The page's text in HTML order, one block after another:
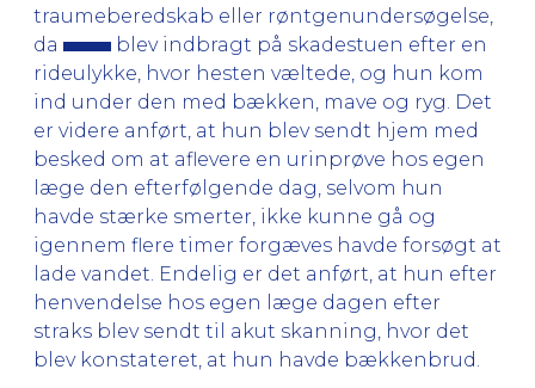
traumeberedskab eller røntgenundersøgelse,
da
blev indbragt på skadestuen efter en
rideulykke, hvor hesten væltede, og hun kom
ind under den med bækken, mave og ryg. Det
er videre anført, at hun blev sendt hjem med
besked om at aflevere en urinprøve hos egen
læge den efterfølgende dag, selvom hun
havde stærke smerter, ikke kunne gå og
igennem flere timer forgæves havde forsøgt at
lade vandet. Endelig er det anført, at hun efter
henvendelse hos egen læge dagen efter
straks blev sendt til akut skanning, hvor det
blev konstateret, at hun havde bækkenbrud.